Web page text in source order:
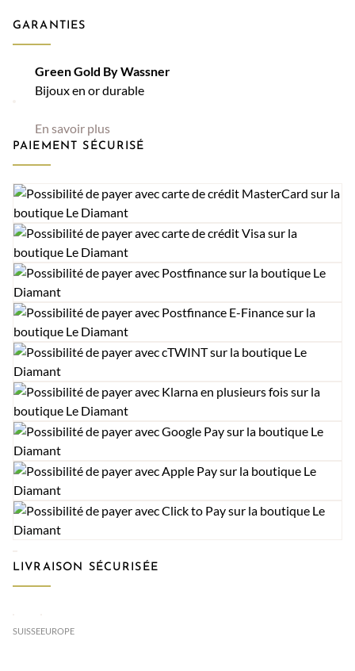
GARANTIES
Green Gold By Wassner
Bijoux en or durable
En savoir plus
PAIEMENT SÉCURISÉ
LIVRAISON SÉCURISÉE
SUISSEEUROPE